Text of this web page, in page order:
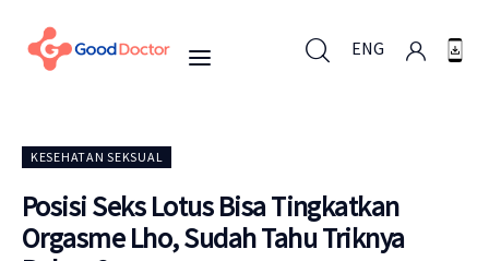
ENG
Untuk Bisnis
KESEHATAN SEKSUAL
Posisi Seks Lotus Bisa Tingkatkan
Orgasme Lho, Sudah Tahu Triknya